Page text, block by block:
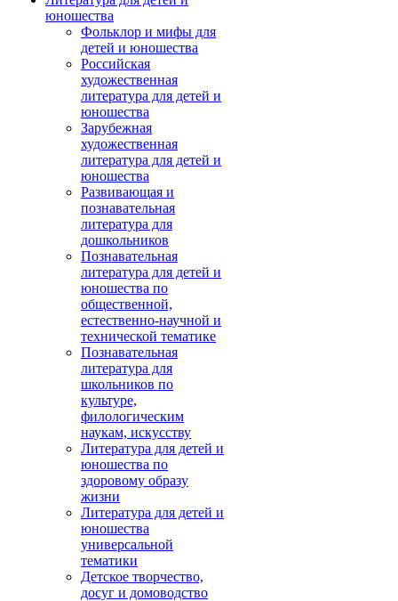
юношества
Фольклор и мифы для
детей и юношества
Российская
художественная
литература для детей и
юношества
Зарубежная
художественная
литература для детей и
юношества
Развивающая и
познавательная
литература для
дошкольников
Познавательная
литература для детей и
юношества по
общественной,
естественно-научной и
технической тематике
Познавательная
литература для
школьников по
культуре,
филологическим
наукам, искусству
Литература для детей и
юношества по
здоровому образу
жизни
Литература для детей и
юношества
универсальной
тематики
Детское творчество,
досуг и домоводство